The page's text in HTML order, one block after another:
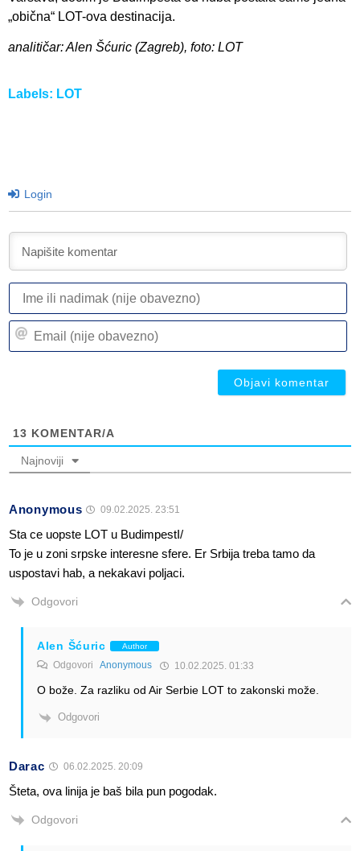
„obična“ LOT-ova destinacija.
analitičar: Alen Šćuric (Zagreb), foto: LOT
Labels: LOT
Login
13 KOMENTAR/A
Najnoviji
Anonymous 09.02.2025. 23:51
Sta ce uopste LOT u BudimpestI/
To je u zoni srpske interesne sfere. Er Srbija treba tamo da
uspostavi hab, a nekakavi poljaci.
Odgovori
Alen Šćuric Author
Odgovori Anonymous 10.02.2025. 01:33
O bože. Za razliku od Air Serbie LOT to zakonski može.
Odgovori
Darac 06.02.2025. 20:09
Šteta, ova linija je baš bila pun pogodak.
Odgovori